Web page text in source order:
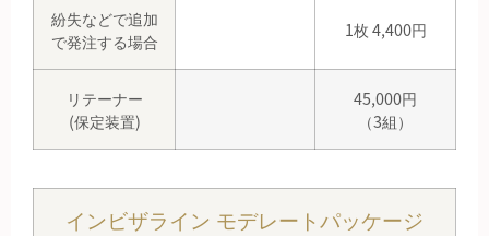
紛失などで追加
で発注する場合
1枚 4,400円
リテーナー
(保定装置)
45,000円
（3組）
インビザライン モデレートパッケージ